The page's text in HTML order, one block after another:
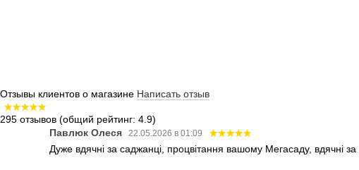
Отзывы клиентов о магазине Написать отзыв
295 отзывов (общий рейтинг: 4.9)
Павлюк Олеся
22.05.2026 в 01:09
Дуже вдячні за саджанці, процвітання вашому Мегасаду, вдячні